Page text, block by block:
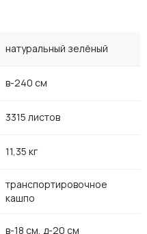
натуральный зелёный
в-240 см
3315 листов
11,35 кг
транспортировочное
кашпо
в-18 см, д-20 см